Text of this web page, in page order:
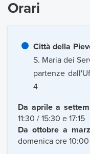
Orari
Città della
S. Maria dei
partenze
4
Da aprile a
11:30 / 15:30 e 17:15
Da ottobre a
domenica ore 10:00